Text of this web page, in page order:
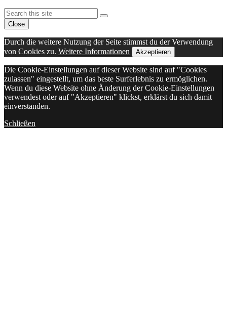
Back
To
Top
Search
Search
Close
Durch die weitere Nutzung der Seite stimmst du der Verwendung
von Cookies zu. Weitere Informationen Akzeptieren
Die Cookie-Einstellungen auf dieser Website sind auf "Cookies
zulassen" eingestellt, um das beste Surferlebnis zu ermöglichen.
Wenn du diese Website ohne Änderung der Cookie-Einstellungen
verwendest oder auf "Akzeptieren" klickst, erklärst du sich damit
einverstanden.
Schließen